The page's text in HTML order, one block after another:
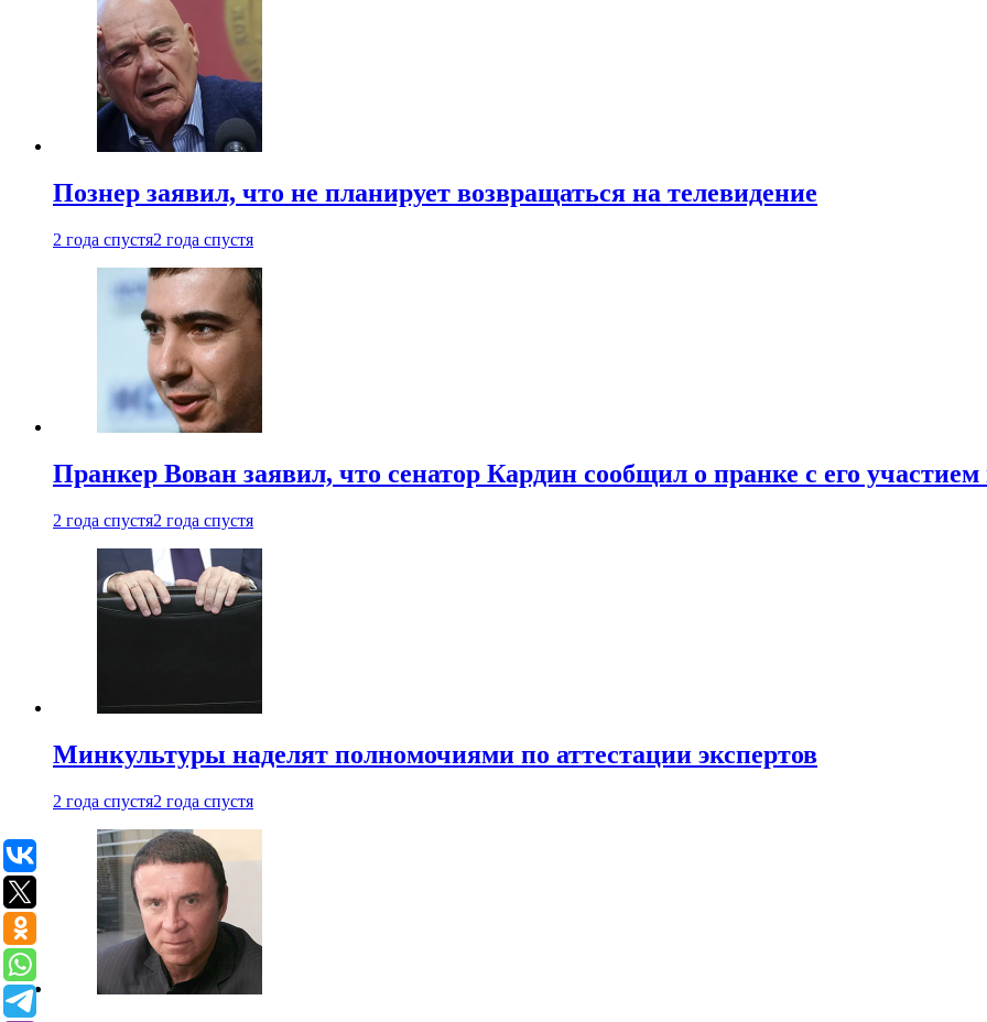
Познер заявил, что не планирует возвращаться на телевидение
2 года спустя2 года спустя
Пранкер Вован заявил, что сенатор Кардин сообщил о пранке с его
2 года спустя2 года спустя
Минкультуры наделят полномочиями по аттестации экспертов
2 года спустя2 года спустя